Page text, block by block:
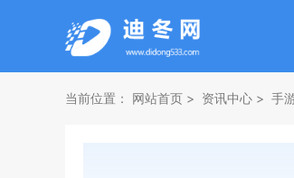
当前位置： 网站首页 资讯中心 手